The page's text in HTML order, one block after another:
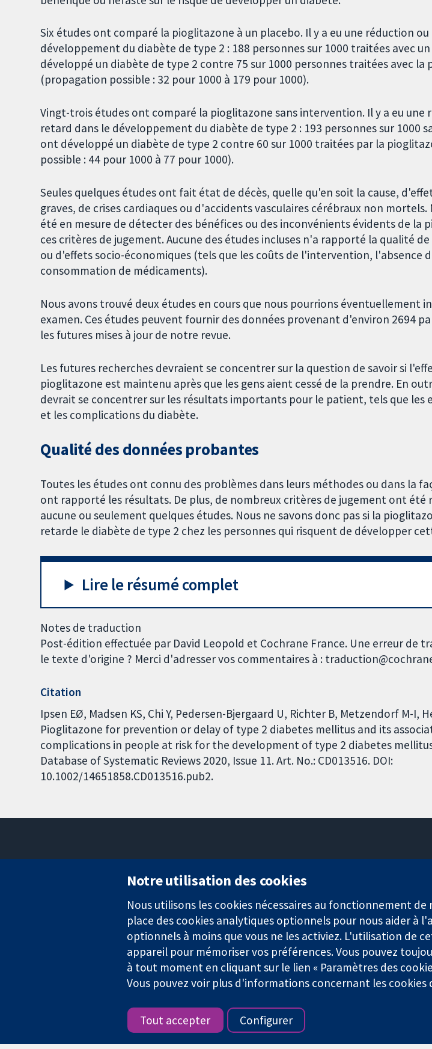
Six études ont comparé la pioglitazone à un placebo. Il y a eu une réduction
développement du diabète de type 2 : 188 personnes sur 1000 traitées avec
développé un diabète de type 2 contre 75 sur 1000 personnes traitées avec la
(propagation possible : 32 pour 1000 à 179 pour 1000).
Vingt-trois études ont comparé la pioglitazone sans intervention. Il y a eu une
retard dans le développement du diabète de type 2 : 193 personnes sur 1000
ont développé un diabète de type 2 contre 60 sur 1000 traitées par la
possible : 44 pour 1000 à 77 pour 1000).
Seules quelques études ont fait état de décès, quelle qu'en soit la cause,
graves, de crises cardiaques ou d'accidents vasculaires cérébraux non mortels.
été en mesure de détecter des bénéfices ou des inconvénients évidents de la
ces critères de jugement. Aucune des études incluses n'a rapporté la qualité de
ou d'effets socio-économiques (tels que les coûts de l'intervention, l'absence
consommation de médicaments).
Nous avons trouvé deux études en cours que nous pourrions éventuellement
examen. Ces études peuvent fournir des données provenant d'environ 2694
les futures mises à jour de notre revue.
Les futures recherches devraient se concentrer sur la question de savoir si
pioglitazone est maintenu après que les gens aient cessé de la prendre. En
devrait se concentrer sur les résultats importants pour le patient, tels que les
et les complications du diabète.
Qualité des données probantes
Toutes les études ont connu des problèmes dans leurs méthodes ou dans la
ont rapporté les résultats. De plus, de nombreux critères de jugement ont été
aucune ou seulement quelques études. Nous ne savons donc pas si la
retarde le diabète de type 2 chez les personnes qui risquent de développer
Lire le résumé complet
Notes de traduction
Post-édition effectuée par David Leopold et Cochrane France. Une erreur de
le texte d'origine ? Merci d'adresser vos commentaires à :
Citation
Ipsen EØ, Madsen KS, Chi Y, Pedersen-Bjergaard U, Richter B, Metzendorf M-I,
Pioglitazone for prevention or delay of type 2 diabetes mellitus and its
complications in people at risk for the development of type 2 diabetes
Database of Systematic Reviews 2020, Issue 11. Art. No.: CD013516. DOI:
10.1002/14651858.CD013516.pub2.
Londres
W1G0AN
Royaume-Uni
La Collaboration Cochrane est une association caritative (n° 1045921) et une société à responsabilité
Copyright © 2026 The Cochrane Collaboration Conditions Générales
Notre utilisation des cookies
Nous utilisons les cookies nécessaires au fonctionnement
place des cookies analytiques optionnels pour nous aider à
optionnels à moins que vous ne les activiez. L'utilisation de
appareil pour mémoriser vos préférences. Vous pouvez
à tout moment en cliquant sur le lien « Paramètres des
Vous pouvez voir plus d'informations concernant les cookies
Tout accepter Configurer